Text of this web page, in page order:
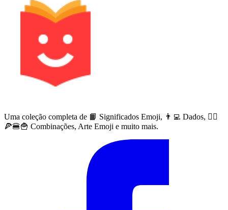
Uma coleção completa de 📙 Significados Emoji, 👨‍💻 Dados, 🙅‍♀️
🍕🍔🍟 Combinações, Arte Emoji e muito mais.